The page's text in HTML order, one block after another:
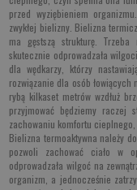
przed wyziębieniem
zwykłej bielizny. Bielizna
ma gęstszą strukturę.
skutecznie odprowadzała
dla wędkarzy, którzy
rozwiązanie dla osób
rybą kilkaset metrów wzdłuż
przyjmować będziemy raczej
zachowaniu komfortu
Bielizna termoaktywna należy
pozwoli zachować ciało w
odprowadzała wilgoć na
organizm, a jednocześnie